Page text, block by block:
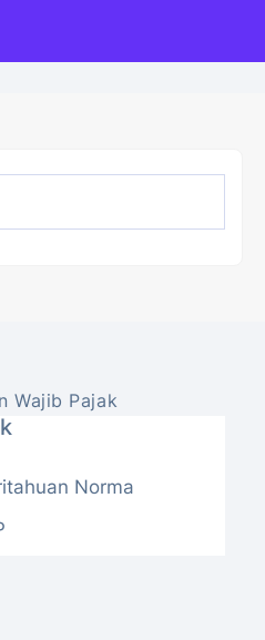
Wajib Pajak
Norma